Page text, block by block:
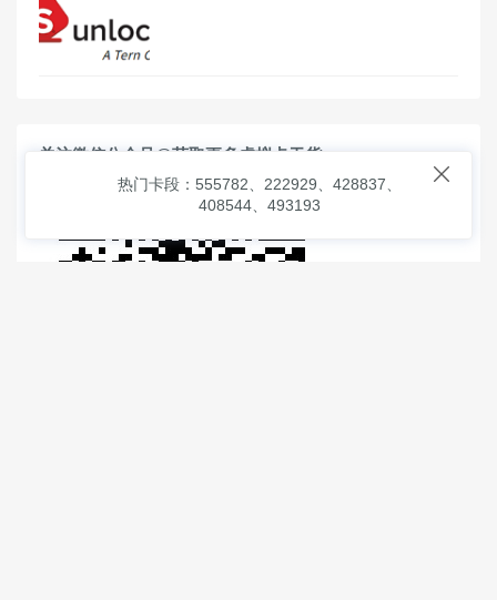
关注微信公众号@获取更多虚拟卡干货

热门卡段：555782、222929、428837、
408544、493193